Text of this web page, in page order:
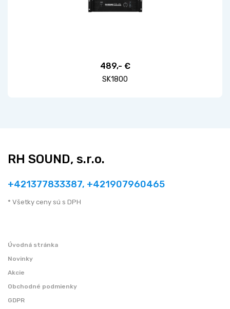
489,- €
SK1800
RH SOUND, s.r.o.
+421377833387, +421907960465
* Všetky ceny sú s DPH
Úvodná stránka
Novinky
Akcie
Obchodné podmienky
GDPR